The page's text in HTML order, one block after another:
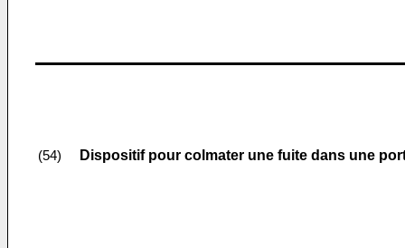
(54) Dispositif pour colmater une fuite dans une